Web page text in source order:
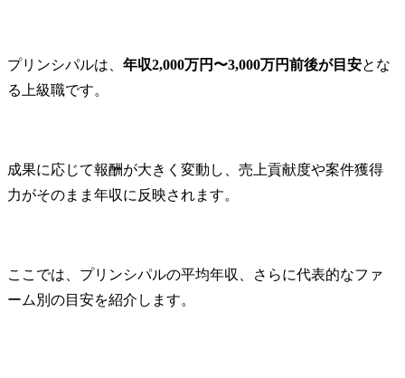
プリンシパルは、 年収2,000万円〜3,000万円前後が目安とな
る上級職です。
成果に応じて報酬が大きく変動し、売上貢献度や案件獲得
力がそのまま年収に反映されます。
ここでは、プリンシパルの平均年収、さらに代表的なファ
ーム別の目安を紹介します。